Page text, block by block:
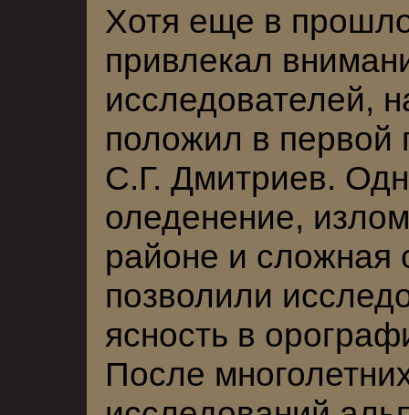
Хотя еще в
привлекал
исследователей,
положил в первой
С.Г. Дмитриев.
оледенение,
районе и сложная
позволили
ясность в
После